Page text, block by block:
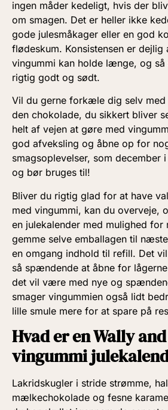
ingen måder kedeligt, hvis der
om smagen. Det er heller ikke
gode julesmåkager eller en god
flødeskum. Konsistensen er dejlig
vingummi kan holde længe, og så
rigtig godt og sødt.
Vil du gerne forkæle dig selv med
den chokolade, du sikkert bliver
helt af vejen at gøre med
god afveksling og åbne op for
smagsoplevelser, som december
og bør bruges til!
Bliver du rigtig glad for at have
med vingummi, kan du overveje,
en julekalender med mulighed for
gemme selve emballagen til
en omgang indhold til refill. Det
så spændende at åbne for
det vil være med nye og
smager vingummien også lidt
lille smule mere for at spare på
Hvad er en Wally
vingummi
Lakridskugler i stride strømme,
mælkechokolade og fesne